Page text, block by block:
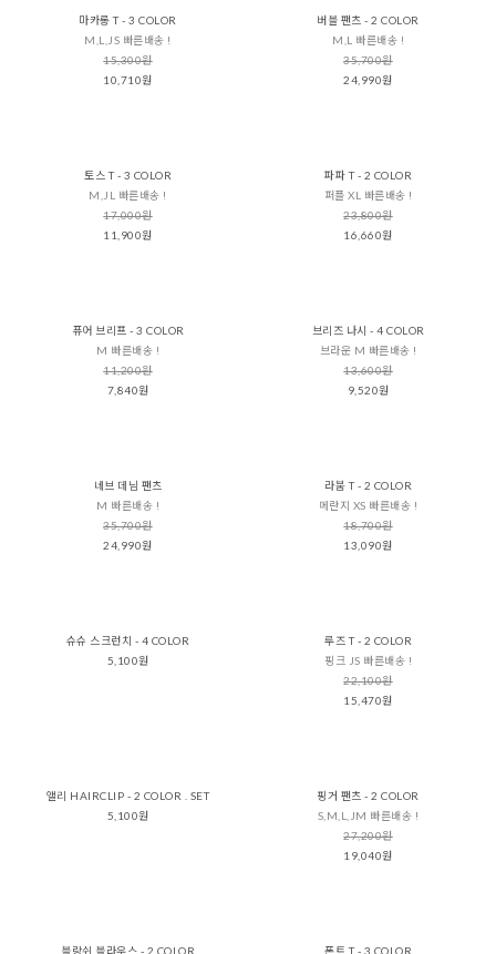
마카롱 T - 3 COLOR
M,L,JS 빠른배송 !
15,300원
10,710원
버블 팬츠 - 2 COLOR
M,L 빠른배송 !
35,700원
24,990원
토스 T - 3 COLOR
M,JL 빠른배송 !
17,000원
11,900원
파파 T - 2 COLOR
퍼플 XL 빠른배송 !
23,800원
16,660원
퓨어 브리프 - 3 COLOR
M 빠른배송 !
11,200원
7,840원
브리즈 나시 - 4 COLOR
브라운 M 빠른배송 !
13,600원
9,520원
네브 데님 팬츠
M 빠른배송 !
35,700원
24,990원
라붐 T - 2 COLOR
메란지 XS 빠른배송 !
18,700원
13,090원
슈슈 스크런치 - 4 COLOR
5,100원
루즈 T - 2 COLOR
핑크 JS 빠른배송 !
22,100원
15,470원
앨리 HAIRCLIP - 2 COLOR . SET
5,100원
핑거 팬츠 - 2 COLOR
S,M,L,JM 빠른배송 !
27,200원
19,040원
블랑쉬 블라우스 - 2 COLOR
폰트 T - 3 COLOR